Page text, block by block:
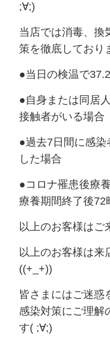
;∀;)
当店では消毒、換
策を徹底しており
●当日の検温で
●自身または同居
接触者がいる場合
●過去7日間に感染
した場合
●コロナ罹患後療
療養期間終了後72
以上のお客様はご
以上のお客様は来
((+_+))
皆さまにはご迷惑
感染対策にご理解
す( ;∀;)